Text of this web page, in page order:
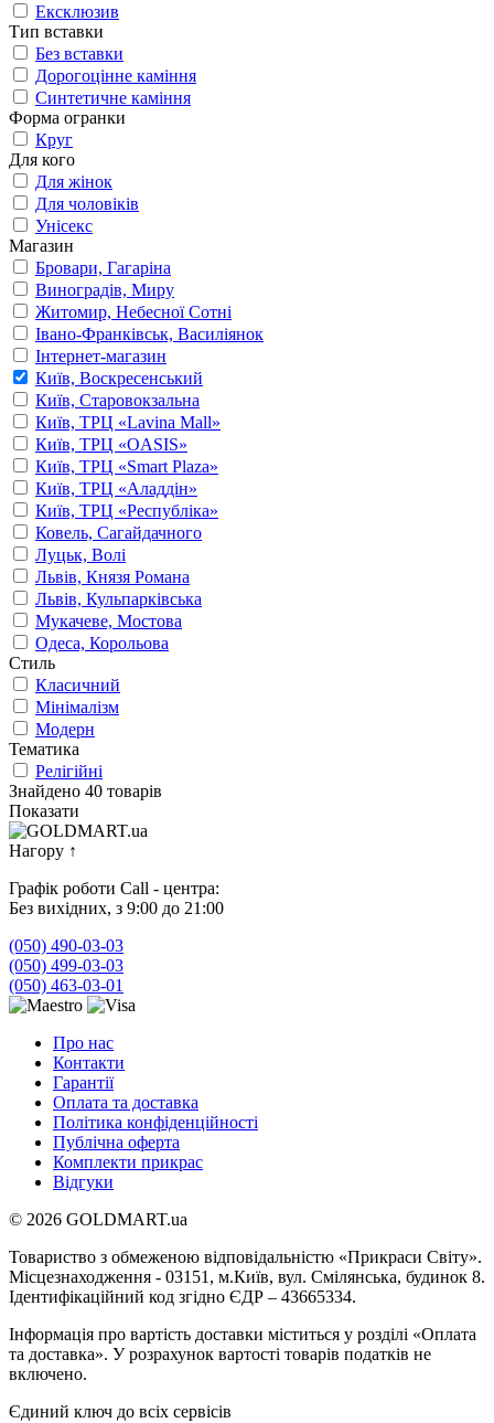
Ексклюзив
Тип вставки
Без вставки
Дорогоцінне каміння
Синтетичне каміння
Форма огранки
Круг
Для кого
Для жінок
Для чоловіків
Унісекс
Магазин
Бровари, Гагаріна
Виноградів, Миру
Житомир, Небесної Сотні
Івано-Франківськ, Василіянок
Інтернет-магазин
Київ, Воскресенський
Київ, Старовокзальна
Київ, ТРЦ «Lavina Mall»
Київ, ТРЦ «OASIS»
Київ, ТРЦ «Smart Plaza»
Київ, ТРЦ «Аладдін»
Київ, ТРЦ «Республіка»
Ковель, Сагайдачного
Луцьк, Волі
Львів, Князя Романа
Львів, Кульпарківська
Мукачеве, Мостова
Одеса, Корольова
Стиль
Класичний
Мінімалізм
Модерн
Тематика
Релігійні
Знайдено 40 товарів
Показати
Нагору ↑
Графік роботи Call - центра:
Без вихідних, з 9:00 до 21:00
(050) 490-03-03
(050) 499-03-03
(050) 463-03-01
Про нас
Контакти
Гарантії
Оплата та доставка
Політика конфіденційності
Публічна оферта
Комплекти прикрас
Відгуки
© 2026 GOLDMART.ua
Товариство з обмеженою відповідальністю «Прикраси Світу».
Місцезнаходження - 03151, м.Київ, вул. Смілянська, будинок 8.
Ідентифікаційний код згідно ЄДР – 43665334.
Інформація про вартість доставки міститься у розділі «Оплата
та доставка». У розрахунок вартості товарів податків не
включено.
Єдиний ключ до всіх сервісів